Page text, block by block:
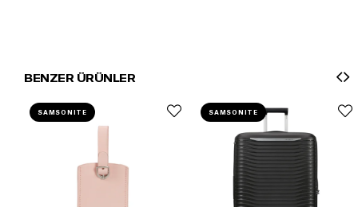
BENZER ÜRÜNLER
SAMSONITE SAMSONITE